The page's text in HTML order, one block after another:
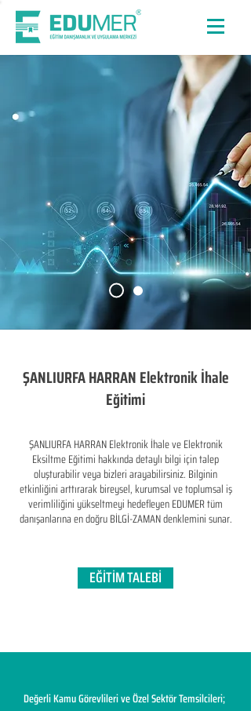
ŞANLIURFA HARRAN Elektronik İhale
Eğitimi
ŞANLIURFA HARRAN Elektronik İhale ve Elektronik
Eksiltme Eğitimi hakkında detaylı bilgi için talep
oluşturabilir veya bizleri arayabilirsiniz. Bilginin
etkinliğini arttırarak bireysel, kurumsal ve toplumsal iş
verimliliğini yükseltmeyi hedefleyen​ EDUMER tüm
danışanlarına en doğru BİLGİ-ZAMAN denklemini sunar.
EĞİTİM TALEBİ
Değerli Kamu Görevlileri ve Özel Sektör Temsilcileri;